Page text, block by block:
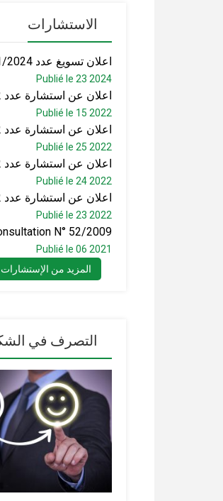
الاستشارات
اعلان تسويغ عدد 1/2024
Publié le 23 2024
اعلان عن استشارة عدد C2/0034/22
Publié le 15 2022
اعلان عن استشارة عدد C2/0012/22
Publié le 25 2022
اعلان عن استشارة عدد C2/0011/22
Publié le 24 2022
اعلان عن استشارة عدد C2/0010/22
Publié le 23 2022
N° 52/2009
Publié le 06 2021
المزيد من الإستشارات
التصرف في